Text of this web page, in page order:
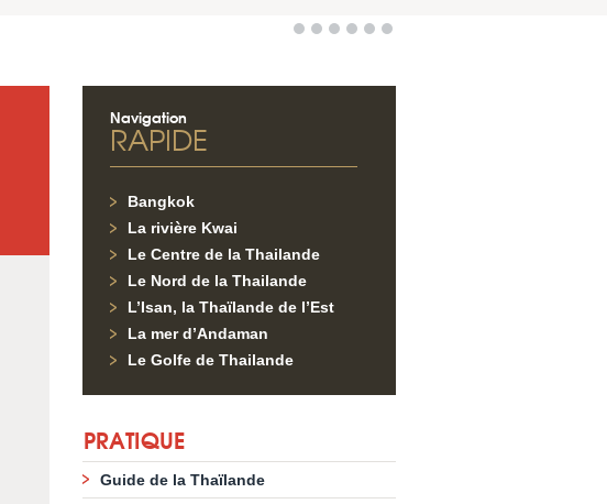
Navigation
RAPIDE
Bangkok
La rivière Kwai
Le Centre de la Thailande
Le Nord de la Thailande
L’Isan, la Thaïlande de l’Est
La mer d’Andaman
Le Golfe de Thailande
PRATIQUE
Guide de la Thaïlande